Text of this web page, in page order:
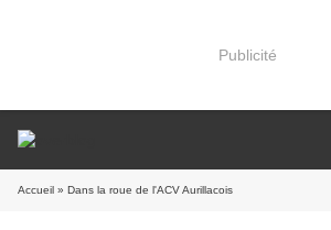
Publicité
Accueil » Dans la roue de l'ACV Aurillacois